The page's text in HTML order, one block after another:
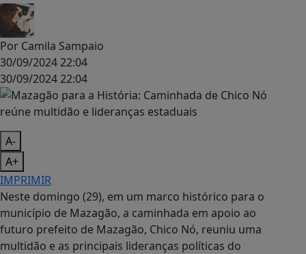
Por Camila Sampaio
30/09/2024 22:04
30/09/2024 22:04
A-
A+
IMPRIMIR
Neste domingo (29), em um marco histórico para o
município de Mazagão, a caminhada em apoio ao
futuro prefeito de Mazagão, Chico Nó, reuniu uma
multidão e as principais lideranças políticas do